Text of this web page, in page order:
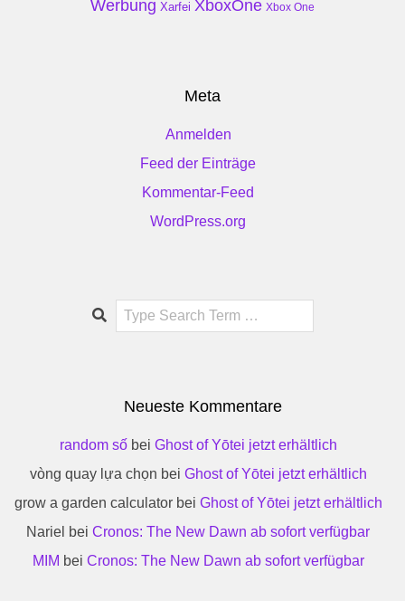
Werbung Xarfei XboxOne Xbox One
Meta
Anmelden
Feed der Einträge
Kommentar-Feed
WordPress.org
Search
Neueste Kommentare
random sốbei Ghost of Yōtei jetzt erhältlich
vòng quay lựa chọn bei Ghost of Yōtei jetzt erhältlich
grow a garden calculatorbei Ghost of Yōtei jetzt erhältlich
Nariel bei Cronos: The New Dawn ab sofort verfügbar
MIM bei Cronos: The New Dawn ab sofort verfügbar